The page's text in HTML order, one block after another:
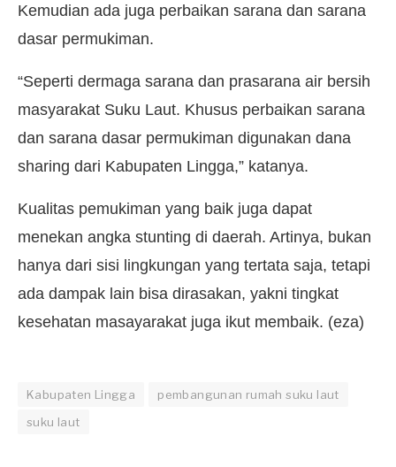
Kemudian ada juga perbaikan sarana dan sarana
dasar permukiman.
“Seperti dermaga sarana dan prasarana air bersih
masyarakat Suku Laut. Khusus perbaikan sarana
dan sarana dasar permukiman digunakan dana
sharing dari Kabupaten Lingga,” katanya.
Kualitas pemukiman yang baik juga dapat
menekan angka stunting di daerah. Artinya, bukan
hanya dari sisi lingkungan yang tertata saja, tetapi
ada dampak lain bisa dirasakan, yakni tingkat
kesehatan masayarakat juga ikut membaik. (eza)
Kabupaten Lingga
pembangunan rumah suku laut
suku laut